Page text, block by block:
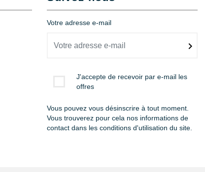
Votre adresse e-mail
J'accepte de recevoir par e-mail les
offres
Vous pouvez vous désinscrire à tout moment.
Vous trouverez pour cela nos informations de
contact dans les conditions d'utilisation du site.